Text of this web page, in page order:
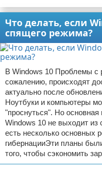
Что делать, если
спящего режима?
В Windows 10 Проблемы с
сожалению, происходят
актуально после
Ноутбуки и компьютеры
"проснуться". Но
Windows 10 не выходит
есть несколько основных
гибернацииЭти планы
того, чтобы сэкономить